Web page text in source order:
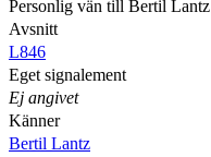
Personlig vän till Bertil Lantz
Avsnitt
L846
Eget signalement
Ej angivet
Känner
Bertil Lantz